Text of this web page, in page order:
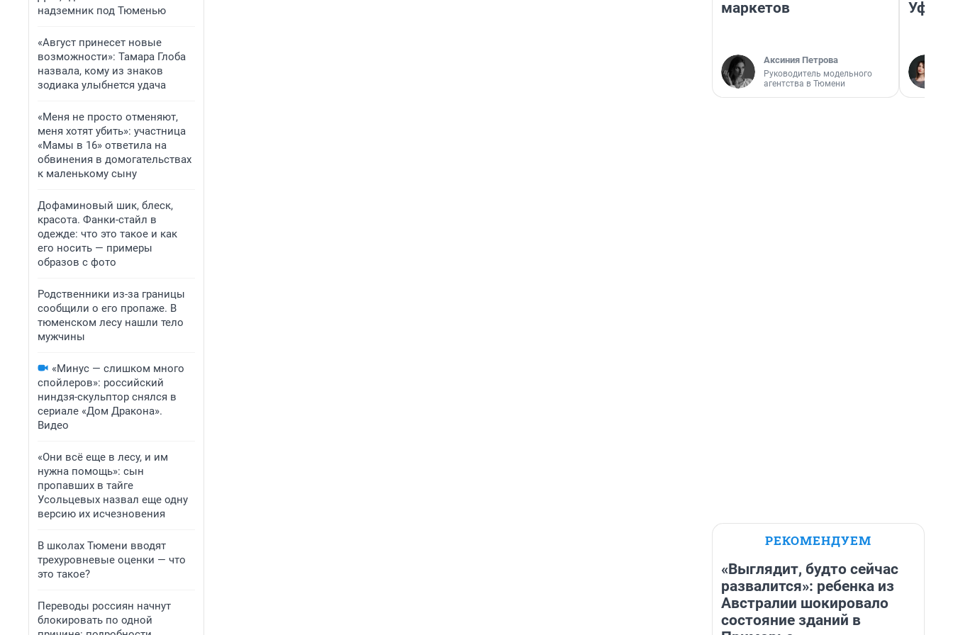
надземник под Тюменью
«Август принесет новые
возможности»: Тамара Глоба
назвала, кому из знаков
зодиака улыбнется удача
«Меня не просто отменяют,
меня хотят убить»: участница
«Мамы в 16» ответила на
обвинения в домогательствах
к маленькому сыну
Дофаминовый шик, блеск,
красота. Фанки-стайл в
одежде: что это такое и как
его носить — примеры
образов с фото
Родственники из-за границы
сообщили о его пропаже. В
тюменском лесу нашли тело
мужчины
«Минус — слишком много
спойлеров»: российский
ниндзя-скульптор снялся в
сериале «Дом Дракона».
Видео
«Они всё еще в лесу, и им
нужна помощь»: сын
пропавших в тайге
Усольцевых назвал еще одну
версию их исчезновения
В школах Тюмени вводят
трехуровневые оценки — что
это такое?
Переводы россиян начнут
блокировать по одной
маркетов
Аксиния Петрова
Руководитель модельного
агентства в Тюмени
Уфа
РЕКОМЕНДУЕМ
«Выглядит, будто сейчас
развалится»: ребенка из
Австралии шокировало
состояние зданий в